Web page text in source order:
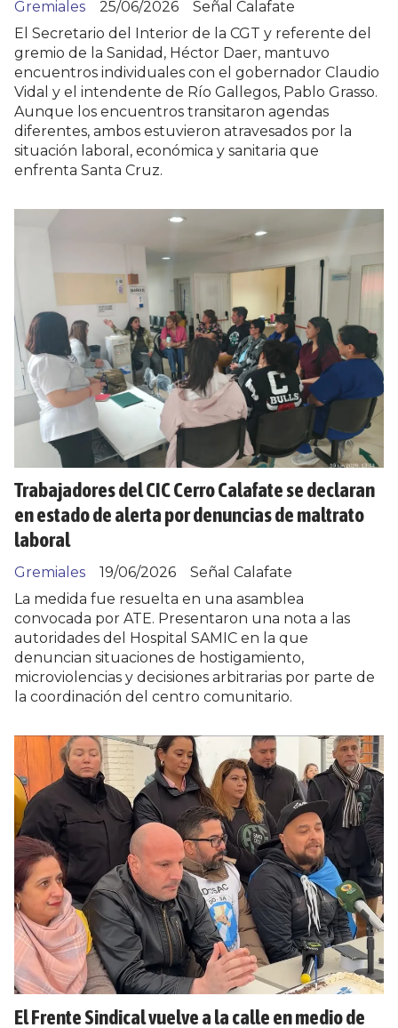
Señal Calafate
Gremiales
25/06/2026
El Secretario del Interior de la CGT y referente del
gremio de la Sanidad, Héctor Daer, mantuvo
encuentros individuales con el gobernador Claudio
Vidal y el intendente de Río Gallegos, Pablo Grasso.
Aunque los encuentros transitaron agendas
diferentes, ambos estuvieron atravesados por la
situación laboral, económica y sanitaria que
enfrenta Santa Cruz.
Trabajadores del CIC Cerro Calafate se declaran
en estado de alerta por denuncias de maltrato
laboral
Señal Calafate
Gremiales
19/06/2026
La medida fue resuelta en una asamblea
convocada por ATE. Presentaron una nota a las
autoridades del Hospital SAMIC en la que
denuncian situaciones de hostigamiento,
microviolencias y decisiones arbitrarias por parte de
la coordinación del centro comunitario.
El Frente Sindical vuelve a la calle en medio de